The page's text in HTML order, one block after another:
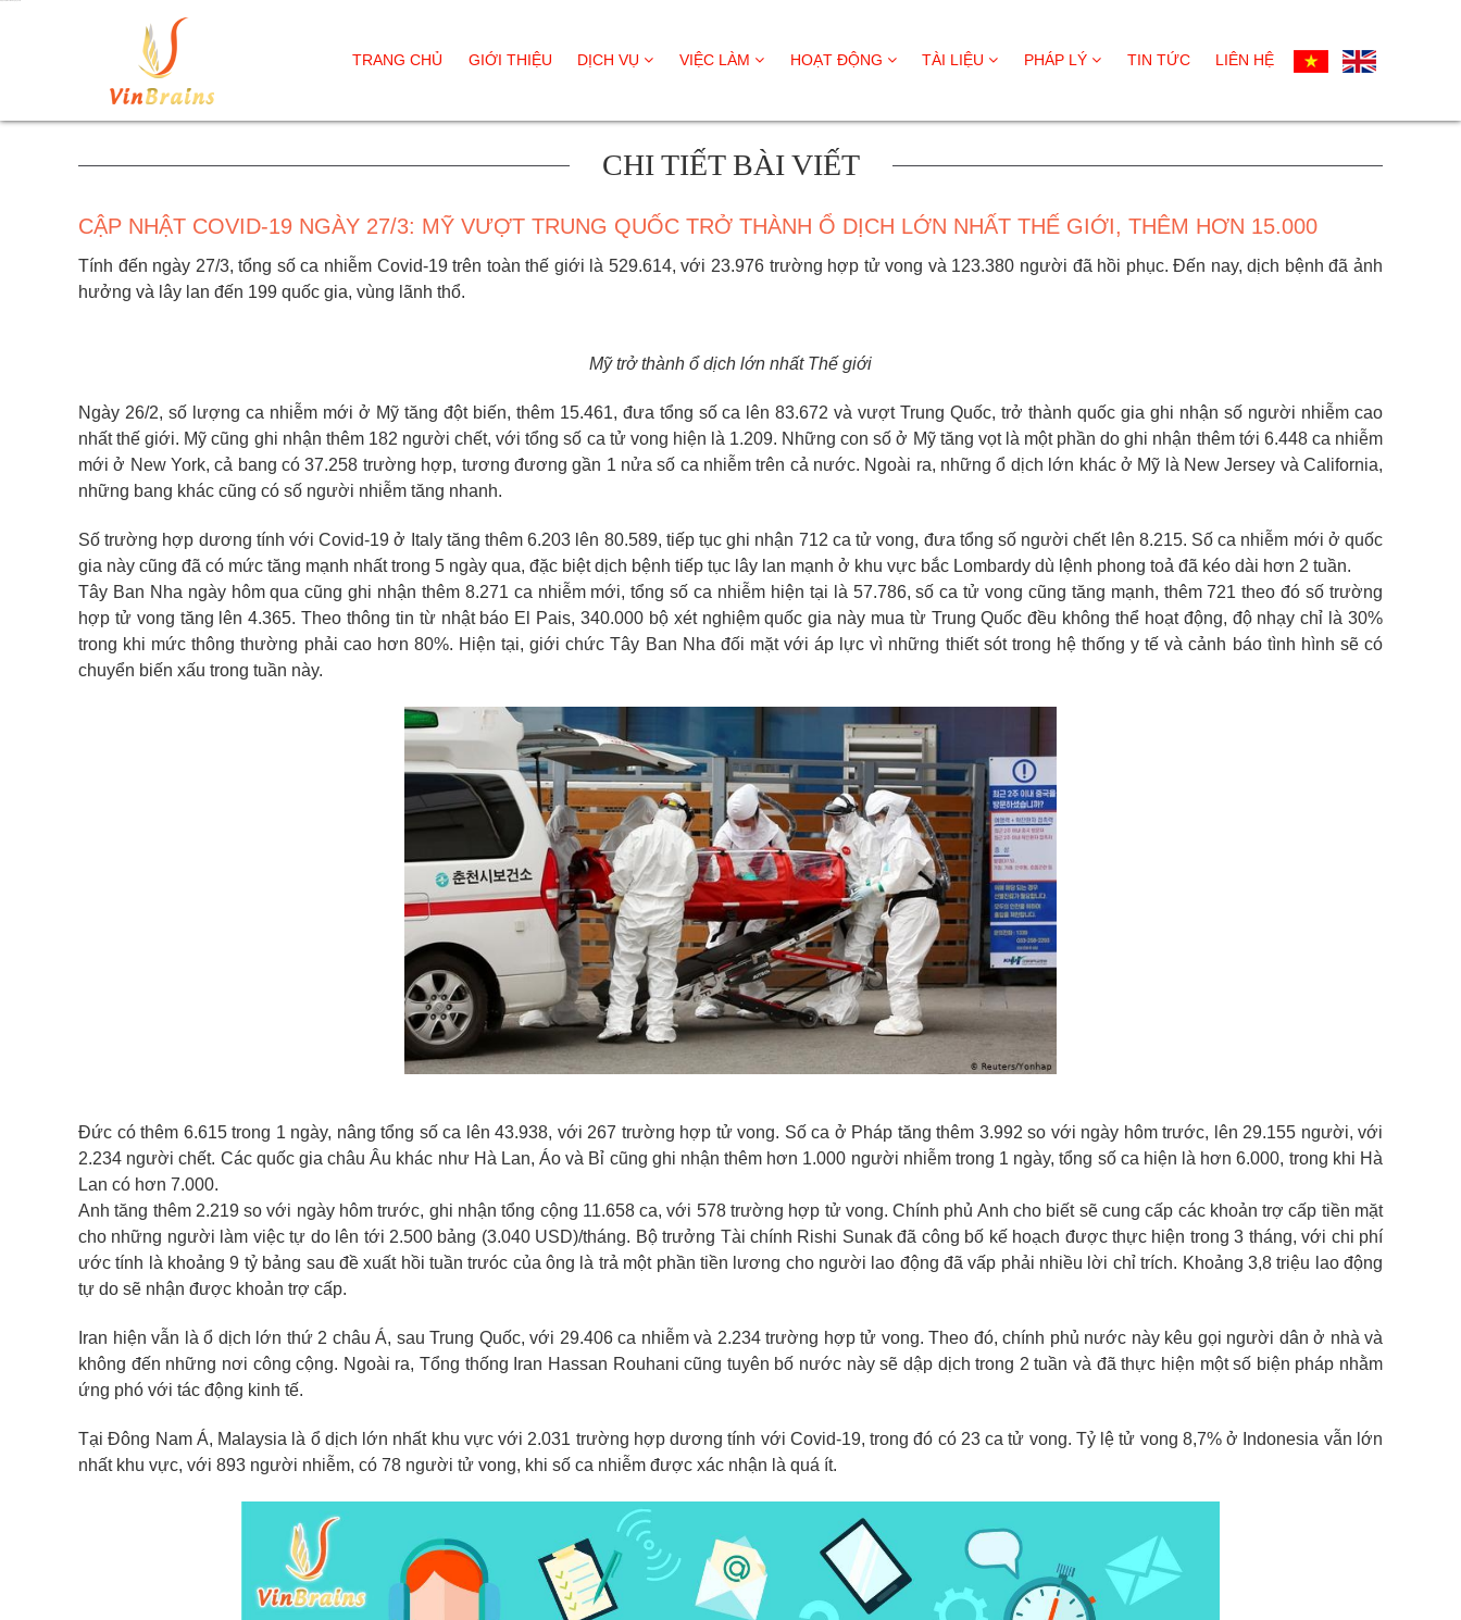
TRANG CHỦ GIỚI THIỆU DỊCH VỤ VIỆC LÀM HOẠT ĐỘNG TÀI LIỆU PHÁP LÝ TIN TỨC LIÊN HỆ
CHI TIẾT BÀI VIẾT
CẬP NHẬT COVID-19 NGÀY 27/3: MỸ VƯỢT TRUNG QUỐC TRỞ THÀNH Ổ DỊCH LỚN NHẤT THẾ GIỚI, THÊM HƠN 15.000
Tính đến ngày 27/3, tổng số ca nhiễm Covid-19 trên toàn thế giới là 529.614, với 23.976 trường hợp tử vong và 123.380 người đã hồi phục. Đến nay, dịch bệnh đã ảnh
hưởng và lây lan đến 199 quốc gia, vùng lãnh thổ.
Mỹ trở thành ổ dịch lớn nhất Thế giới
Ngày 26/2, số lượng ca nhiễm mới ở Mỹ tăng đột biến, thêm 15.461, đưa tổng số ca lên 83.672 và vượt Trung Quốc, trở thành quốc gia ghi nhận số người nhiễm cao
nhất thế giới. Mỹ cũng ghi nhận thêm 182 người chết, với tổng số ca tử vong hiện là 1.209. Những con số ở Mỹ tăng vọt là một phần do ghi nhận thêm tới 6.448 ca nhiễm
mới ở New York, cả bang có 37.258 trường hợp, tương đương gần 1 nửa số ca nhiễm trên cả nước. Ngoài ra, những ổ dịch lớn khác ở Mỹ là New Jersey và California,
những bang khác cũng có số người nhiễm tăng nhanh.
Số trường hợp dương tính với Covid-19 ở Italy tăng thêm 6.203 lên 80.589, tiếp tục ghi nhận 712 ca tử vong, đưa tổng số người chết lên 8.215. Số ca nhiễm mới ở quốc
gia này cũng đã có mức tăng mạnh nhất trong 5 ngày qua, đặc biệt dịch bệnh tiếp tục lây lan mạnh ở khu vực bắc Lombardy dù lệnh phong toả đã kéo dài hơn 2 tuần.
Tây Ban Nha ngày hôm qua cũng ghi nhận thêm 8.271 ca nhiễm mới, tổng số ca nhiễm hiện tại là 57.786, số ca tử vong cũng tăng mạnh, thêm 721 theo đó số trường
hợp tử vong tăng lên 4.365. Theo thông tin từ nhật báo El Pais, 340.000 bộ xét nghiệm quốc gia này mua từ Trung Quốc đều không thể hoạt động, độ nhạy chỉ là 30%
trong khi mức thông thường phải cao hơn 80%. Hiện tại, giới chức Tây Ban Nha đối mặt với áp lực vì những thiết sót trong hệ thống y tế và cảnh báo tình hình sẽ có
chuyển biến xấu trong tuần này.
Đức có thêm 6.615 trong 1 ngày, nâng tổng số ca lên 43.938, với 267 trường hợp tử vong. Số ca ở Pháp tăng thêm 3.992 so với ngày hôm trước, lên 29.155 người, với
2.234 người chết. Các quốc gia châu Âu khác như Hà Lan, Áo và Bỉ cũng ghi nhận thêm hơn 1.000 người nhiễm trong 1 ngày, tổng số ca hiện là hơn 6.000, trong khi Hà
Lan có hơn 7.000.
Anh tăng thêm 2.219 so với ngày hôm trước, ghi nhận tổng cộng 11.658 ca, với 578 trường hợp tử vong. Chính phủ Anh cho biết sẽ cung cấp các khoản trợ cấp tiền mặt
cho những người làm việc tự do lên tới 2.500 bảng (3.040 USD)/tháng. Bộ trưởng Tài chính Rishi Sunak đã công bố kế hoạch được thực hiện trong 3 tháng, với chi phí
ước tính là khoảng 9 tỷ bảng sau đề xuất hồi tuần trưóc của ông là trả một phần tiền lương cho người lao động đã vấp phải nhiều lời chỉ trích. Khoảng 3,8 triệu lao động
tự do sẽ nhận được khoản trợ cấp.
Iran hiện vẫn là ổ dịch lớn thứ 2 châu Á, sau Trung Quốc, với 29.406 ca nhiễm và 2.234 trường hợp tử vong. Theo đó, chính phủ nước này kêu gọi người dân ở nhà và
không đến những nơi công cộng. Ngoài ra, Tổng thống Iran Hassan Rouhani cũng tuyên bố nước này sẽ dập dịch trong 2 tuần và đã thực hiện một số biện pháp nhằm
ứng phó với tác động kinh tế.
Tại Đông Nam Á, Malaysia là ổ dịch lớn nhất khu vực với 2.031 trường hợp dương tính với Covid-19, trong đó có 23 ca tử vong. Tỷ lệ tử vong 8,7% ở Indonesia vẫn lớn
nhất khu vực, với 893 người nhiễm, có 78 người tử vong, khi số ca nhiễm được xác nhận là quá ít.